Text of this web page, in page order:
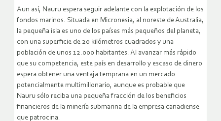
Aun así, Nauru espera seguir adelante con la explotación de los
fondos marinos. Situada en Micronesia, al noreste de Australia,
la pequeña isla es uno de los países más pequeños del planeta,
con una superficie de 20 kilómetros cuadrados y una
población de unos 12.000 habitantes. Al avanzar más rápido
que su competencia, este país en desarrollo y escaso de dinero
espera obtener una ventaja temprana en un mercado
potencialmente multimillonario, aunque es probable que
Nauru sólo reciba una pequeña fracción de los beneficios
financieros de la minería submarina de la empresa canadiense
que patrocina.